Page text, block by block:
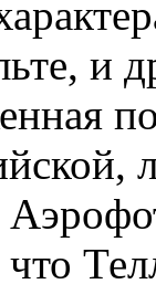
и
что